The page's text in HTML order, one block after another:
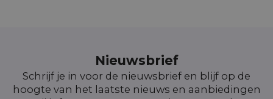
Nieuwsbrief
Schrijf je in voor de nieuwsbrief en blijf op de
hoogte van het laatste nieuws en aanbiedingen